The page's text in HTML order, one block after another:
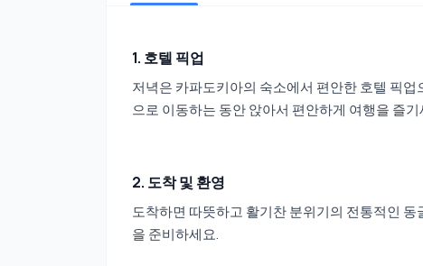
1. 호텔 픽업
저녁은 카파도키아의 숙소에서 편안한 호텔 픽
으로 이동하는 동안 앉아서 편안하게 여행을 즐기
2. 도착 및 환영
도착하면 따뜻하고 활기찬 분위기의 전통적인
을 준비하세요.